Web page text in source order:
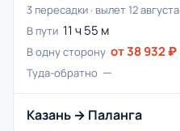
3 пересадки · вылет 12 августа
В пути 11 ч 55 м
В одну сторону от 38 932 ₽
Туда-обратно —
Казань → Паланга